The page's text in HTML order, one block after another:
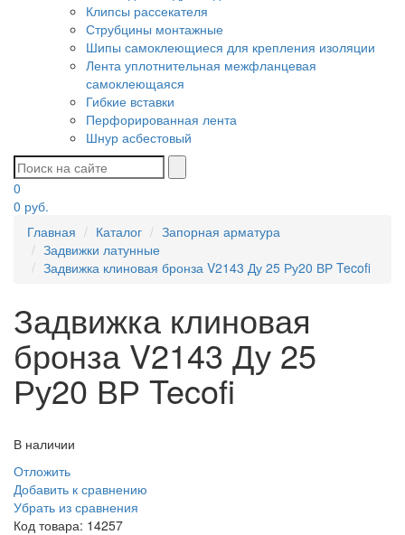
Клипсы рассекателя
Струбцины монтажные
Шипы самоклеющиеся для крепления изоляции
Лента уплотнительная межфланцевая
самоклеющаяся
Гибкие вставки
Перфорированная лента
Шнур асбестовый
0
0 руб.
Главная
Каталог
Запорная арматура
Задвижки латунные
Задвижка клиновая бронза V2143 Ду 25 Ру20 ВР Tecofi
Задвижка клиновая
бронза V2143 Ду 25
Ру20 ВР Tecofi
В наличии
Отложить
Добавить к сравнению
Убрать из сравнения
Код товара: 14257